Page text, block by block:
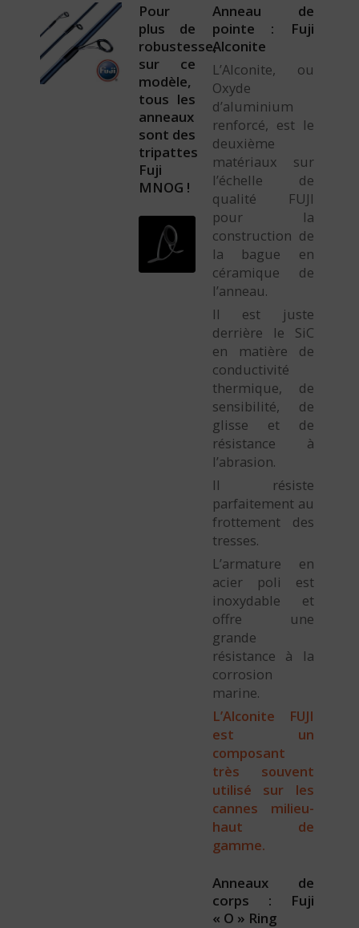
Pour
plus de
robustesse,
sur ce
modèle,
tous les
anneaux
sont des
tripattes
Fuji
MNOG !
Anneau de
pointe : Fuji
Alconite
L’Alconite, ou
Oxyde
d’aluminium
renforcé, est le
deuxième
matériaux sur
l’échelle de
qualité FUJI
pour la
construction de
la bague en
céramique de
l’anneau.
Il est juste
derrière le SiC
en matière de
conductivité
thermique, de
sensibilité, de
glisse et de
résistance à
l’abrasion.
Il résiste
parfaitement au
frottement des
tresses.
L’armature en
acier poli est
inoxydable et
offre une
grande
résistance à la
corrosion
marine.
L’Alconite FUJI
est un
composant
très souvent
utilisé sur les
cannes milieu-
haut de
gamme.
Anneaux de
corps : Fuji
« O » Ring